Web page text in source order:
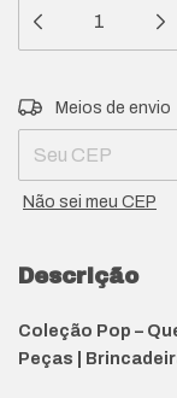
Entregas para o CEP:
Meios de envio
Não sei meu CEP
Descrição
Coleção Pop –
Peças |